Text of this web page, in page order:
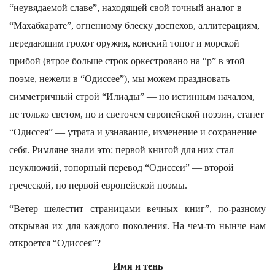
“неувядаемой славе”, находящей свой точный аналог в
“Махабхарате”, огненному блеску доспехов, аллитерациям,
передающим грохот оружия, конский топот и морской
прибой (втрое больше строк оркестровано на “р” в этой
поэме, нежели в “Одиссее”), мы можем праздновать
симметричный строй “Илиады” — но истинным началом,
не только светом, но и светочем европейской поэзии, станет
“Одиссея” — утрата и узнавание, изменение и сохранение
себя. Римляне знали это: первой книгой для них стал
неуклюжий, топорный перевод “Одиссеи” — второй
греческой, но первой европейской поэмы.
“Ветер шелестит страницами вечных книг”, по-разному
открывая их для каждого поколения. На чем-то нынче нам
откроется “Одиссея”?
Имя и тень